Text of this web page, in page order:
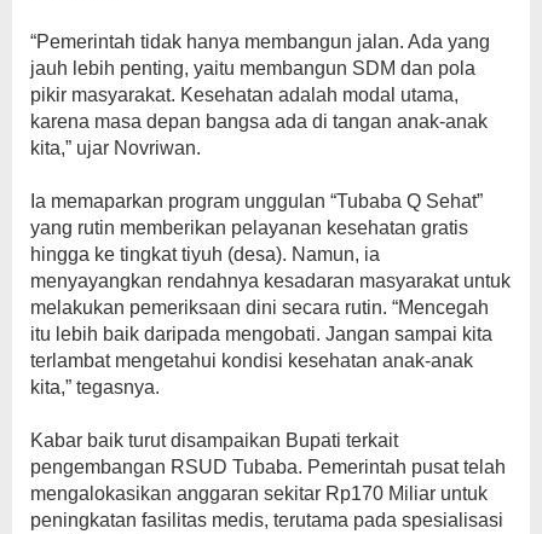
“Pemerintah tidak hanya membangun jalan. Ada yang
jauh lebih penting, yaitu membangun SDM dan pola
pikir masyarakat. Kesehatan adalah modal utama,
karena masa depan bangsa ada di tangan anak-anak
kita,” ujar Novriwan.
Ia memaparkan program unggulan “Tubaba Q Sehat”
yang rutin memberikan pelayanan kesehatan gratis
hingga ke tingkat tiyuh (desa). Namun, ia
menyayangkan rendahnya kesadaran masyarakat untuk
melakukan pemeriksaan dini secara rutin. “Mencegah
itu lebih baik daripada mengobati. Jangan sampai kita
terlambat mengetahui kondisi kesehatan anak-anak
kita,” tegasnya.
​Kabar baik turut disampaikan Bupati terkait
pengembangan RSUD Tubaba. Pemerintah pusat telah
mengalokasikan anggaran sekitar Rp170 Miliar untuk
peningkatan fasilitas medis, terutama pada spesialisasi